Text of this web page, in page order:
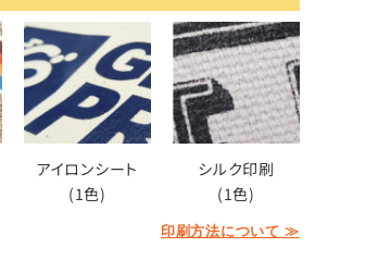
アイロンシート
(1色)
シルク印刷
(1色)
印刷方法について ≫